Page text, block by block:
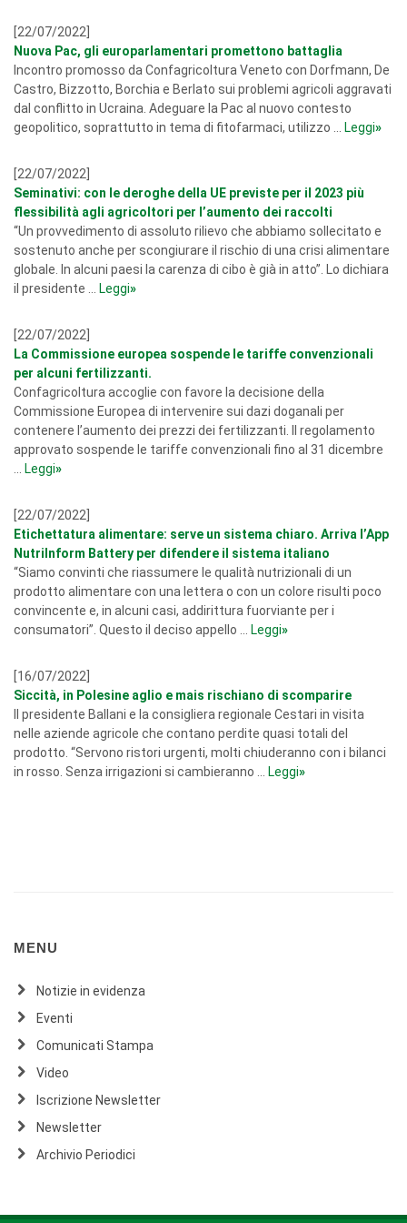
[22/07/2022]
Nuova Pac, gli europarlamentari promettono battaglia
Incontro promosso da Confagricoltura Veneto con Dorfmann, De
Castro, Bizzotto, Borchia e Berlato sui problemi agricoli aggravati
dal conflitto in Ucraina. Adeguare la Pac al nuovo contesto
geopolitico, soprattutto in tema di fitofarmaci, utilizzo ...
Leggi»
[22/07/2022]
Seminativi: con le deroghe della UE previste per il 2023 più
flessibilità agli agricoltori per l’aumento dei raccolti
“Un provvedimento di assoluto rilievo che abbiamo sollecitato e
sostenuto anche per scongiurare il rischio di una crisi alimentare
globale. In alcuni paesi la carenza di cibo è già in atto”. Lo dichiara
il presidente ...
Leggi»
[22/07/2022]
La Commissione europea sospende le tariffe convenzionali
per alcuni fertilizzanti.
Confagricoltura accoglie con favore la decisione della
Commissione Europea di intervenire sui dazi doganali per
contenere l’aumento dei prezzi dei fertilizzanti. Il regolamento
approvato sospende le tariffe convenzionali fino al 31 dicembre
Leggi»
[22/07/2022]
Etichettatura alimentare: serve un sistema chiaro. Arriva l’App
NutriInform Battery per difendere il sistema italiano
“Siamo convinti che riassumere le qualità nutrizionali di un
prodotto alimentare con una lettera o con un colore risulti poco
convincente e, in alcuni casi, addirittura fuorviante per i
consumatori”. Questo il deciso appello ...
Leggi»
[16/07/2022]
Siccità, in Polesine aglio e mais rischiano di scomparire
Il presidente Ballani e la consigliera regionale Cestari in visita
nelle aziende agricole che contano perdite quasi totali del
prodotto. “Servono ristori urgenti, molti chiuderanno con i bilanci
in rosso. Senza irrigazioni si cambieranno ...
Leggi»
MENU
Notizie in evidenza
Eventi
Comunicati Stampa
Video
Iscrizione Newsletter
Newsletter
Archivio Periodici